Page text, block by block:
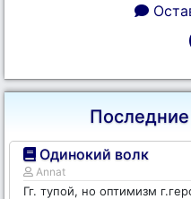
Одинокий волк
Annat
Гг. тупой, но оптимизм